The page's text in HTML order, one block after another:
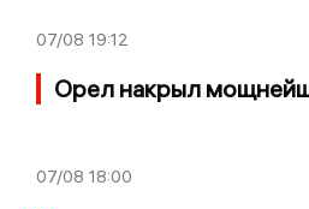
07/08 19:12
Орел накрыл
07/08 18:00